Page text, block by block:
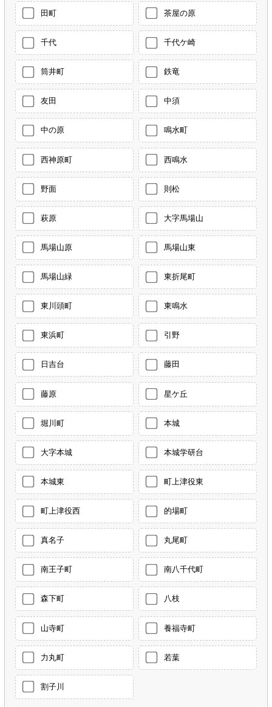
田町 茶屋の原
千代 千代ケ崎
筒井町 鉄竜
友田 中須
中の原 鳴水町
西神原町 西鳴水
野面 則松
萩原 大字馬場山
馬場山原 馬場山東
馬場山緑 東折尾町
東川頭町 東鳴水
東浜町 引野
日吉台 藤田
藤原 星ケ丘
堀川町 本城
大字本城 本城学研台
本城東 町上津役東
町上津役西 的場町
真名子 丸尾町
南王子町 南八千代町
森下町 八枝
山寺町 養福寺町
力丸町 若葉
割子川